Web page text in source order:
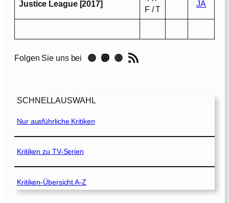
Justice League [2017]
F / T
JA
Folgen Sie uns bei Instagram Mastodon Threads RSS-Feed
SCHNELLAUSWAHL
Nur ausführliche Kritiken
Kritiken zu TV-Serien
Kritiken-Übersicht A-Z